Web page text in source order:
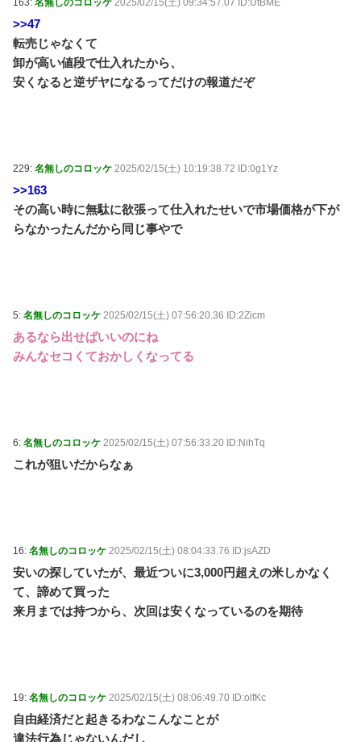
>>47
転売じゃなくて
卸が高い値段で仕入れたから、
安くなると逆ザヤになるってだけの報道だぞ
229: 名無しのコロッケ 2025/02/15(土) 10:19:38.72 ID:0g1Yz
>>163
その高い時に無駄に欲張って仕入れたせいで市場価格が下が
らなかったんだから同じ事やで
5: 名無しのコロッケ 2025/02/15(土) 07:56:20.36 ID:2Zicm
あるなら出せばいいのにね
みんなセコくておかしくなってる
6: 名無しのコロッケ 2025/02/15(土) 07:56:33.20 ID:NihTq
これが狙いだからなぁ
16: 名無しのコロッケ 2025/02/15(土) 08:04:33.76 ID:jsAZD
安いの探していたが、最近ついに3,000円超えの米しかなく
て、諦めて買った
来月までは持つから、次回は安くなっているのを期待
19: 名無しのコロッケ 2025/02/15(土) 08:06:49.70 ID:olfKc
自由経済だと起きるわなこんなことが
違法行為じゃないんだし